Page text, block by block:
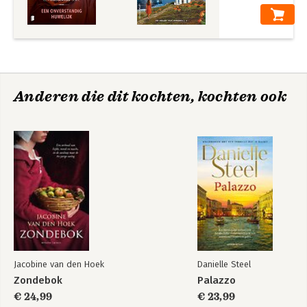
Anderen die dit kochten, kochten ook
Jacobine van den Hoek
Zondebok
€ 24,99
Danielle Steel
Palazzo
€ 23,99